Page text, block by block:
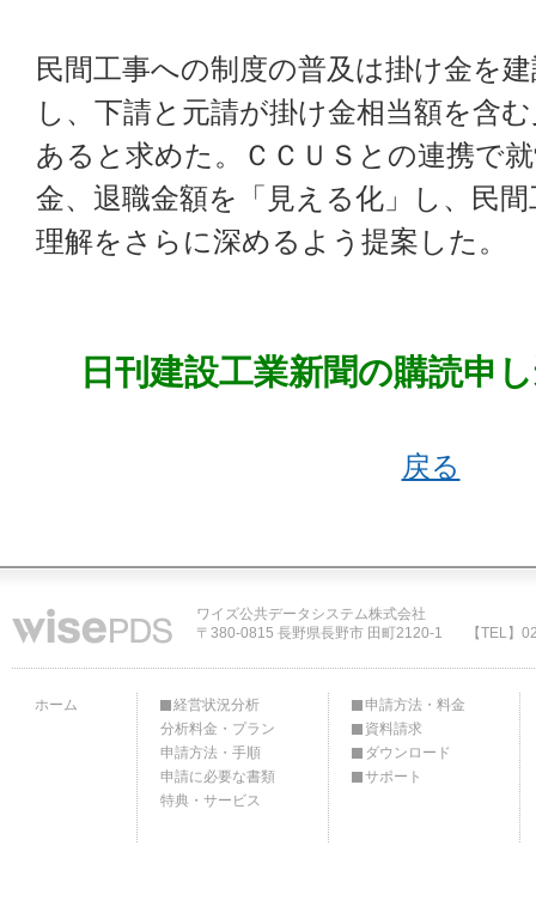
民間工事への制度の普及は掛け金を
し、下請と元請が掛け金相当額を含
あると求めた。ＣＣＵＳとの連携で
金、退職金額を「見える化」し、民
理解をさらに深めるよう提案した。
日刊建設工業新聞の購読申
戻る
ワイズ公共データシステム株式会社
〒380-0815 長野県長野市 田町2120-1
【TEL】
ホーム
経営状況分析
分析料金・プラン
申請方法・手順
申請に必要な書類
特典・サービス
申請方法・料金
資料請求
ダウンロード
サポート